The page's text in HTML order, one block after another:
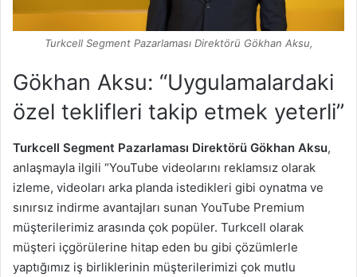
Turkcell Segment Pazarlaması Direktörü Gökhan Aksu,
Gökhan Aksu: “Uygulamalardaki
özel teklifleri takip etmek yeterli”
Turkcell Segment Pazarlaması Direktörü Gökhan Aksu,
anlaşmayla ilgili “YouTube videolarını reklamsız olarak
izleme, videoları arka planda istedikleri gibi oynatma ve
sınırsız indirme avantajları sunan YouTube Premium
müşterilerimiz arasında çok popüler. Turkcell olarak
müşteri içgörülerine hitap eden bu gibi çözümlerle
yaptığımız iş birliklerinin müşterilerimizi çok mutlu